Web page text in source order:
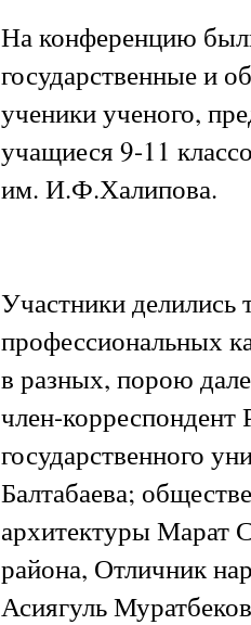
На конференцию
государственные и
ученики ученого,
учащиеся 9-11
им. И.Ф.Халипова.
Участники
профессиональных
в разных, порою
член-
государственного
Балтабаева;
архитектуры Марат
района, Отличник
Асиягуль